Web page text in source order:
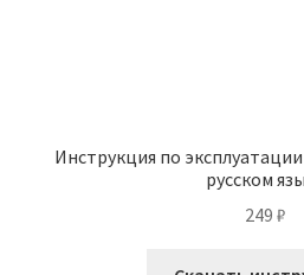
Инструкция по эксплуатации
русском
249 ₽